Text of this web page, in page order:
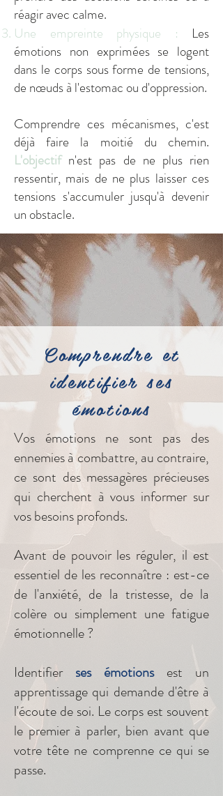
réagir avec calme.
Une empreinte physique : Les
émotions non exprimées se logent
dans le corps sous forme de tensions,
de nœuds à l'estomac ou d'oppression.
Comprendre ces mécanismes, c'est
déjà faire la moitié du chemin.
L'objectif n'est pas de ne plus rien
ressentir, mais de ne plus laisser ces
tensions s'accumuler jusqu'à devenir
un obstacle.
Comprendre et
identifier ses
émotions
Vos émotions ne sont pas des
ennemies à combattre, au contraire,
ce sont des messagères précieuses
qui cherchent à vous informer sur
vos besoins profonds.
Avant de pouvoir les réguler, il est
essentiel de les reconnaître : est-ce
de l'anxiété, de la tristesse, de la
colère ou simplement une fatigue
émotionnelle ?
Identifier ses émotionsest un
apprentissage qui demande d'être à
l'écoute de soi. Le corps est souvent
le premier à parler, bien avant que
votre tête ne comprenne ce qui se
passe.